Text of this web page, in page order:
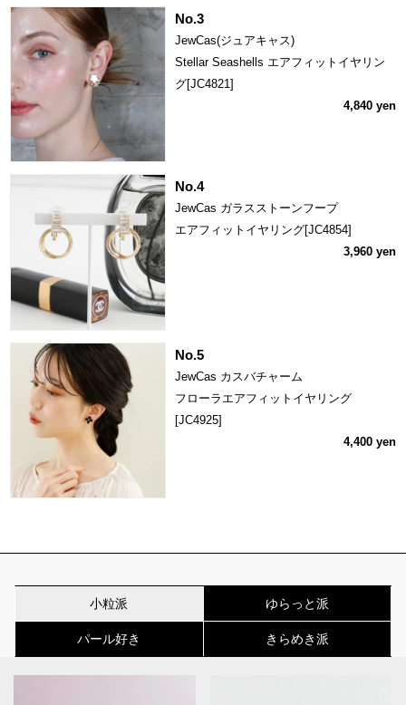
No.3
JewCas(ジュアキャス)
Stellar Seashells エアフィットイヤリン
グ[JC4821]
4,840 yen
No.4
JewCas ガラスストーンフープ
エアフィットイヤリング[JC4854]
3,960 yen
No.5
JewCas カスバチャーム
フローラエアフィットイヤリング
[JC4925]
4,400 yen
小粒派 ゆらっと派
パール好き きらめき派